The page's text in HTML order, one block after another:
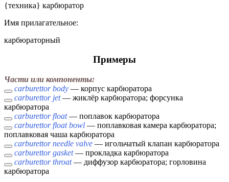
{техника} карбюратор
Имя прилагательное:
карбюраторный
Примеры
Части или компоненты:
carburettor body — корпус карбюратора
carburettor jet— жиклёр карбюратора; форсунка
карбюратора
carburettor float— поплавок карбюратора
carburettor float bowl — поплавковая камера карбюратора;
поплавковая чаша карбюратора
carburettor needle valve — игольчатый клапан карбюратора
carburettor gasket— прокладка карбюратора
carburettor throat— диффузор карбюратора; горловина
карбюратора